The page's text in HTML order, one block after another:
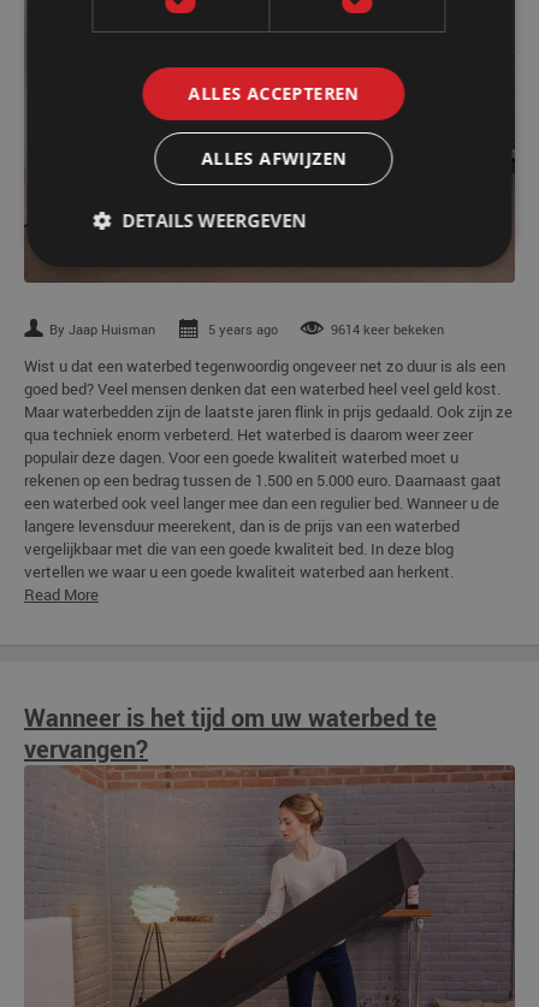
By Jaap Huisman 5 years ago 9614 keer bekeken
Wist u dat een waterbed tegenwoordig ongeveer net zo duur is als een
goed bed? Veel mensen denken dat een waterbed heel veel geld kost.
Maar waterbedden zijn de laatste jaren flink in prijs gedaald. Ook zijn ze
qua techniek enorm verbeterd. Het waterbed is daarom weer zeer
populair deze dagen. Voor een goede kwaliteit waterbed moet u
rekenen op een bedrag tussen de 1.500 en 5.000 euro. Daarnaast gaat
een waterbed ook veel langer mee dan een regulier bed. Wanneer u de
langere levensduur meerekent, dan is de prijs van een waterbed
vergelijkbaar met die van een goede kwaliteit bed. In deze blog
vertellen we waar u een goede kwaliteit waterbed aan herkent.
Read More
Wanneer is het tijd om uw waterbed te
vervangen?
ALLES ACCEPTEREN
ALLES AFWIJZEN
DETAILS WEERGEVEN